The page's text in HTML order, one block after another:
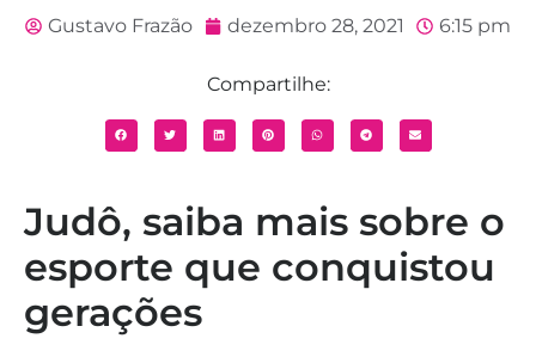
Gustavo Frazão dezembro 28, 2021 6:15 pm
Compartilhe:
Judô, saiba mais sobre o
esporte que conquistou
gerações